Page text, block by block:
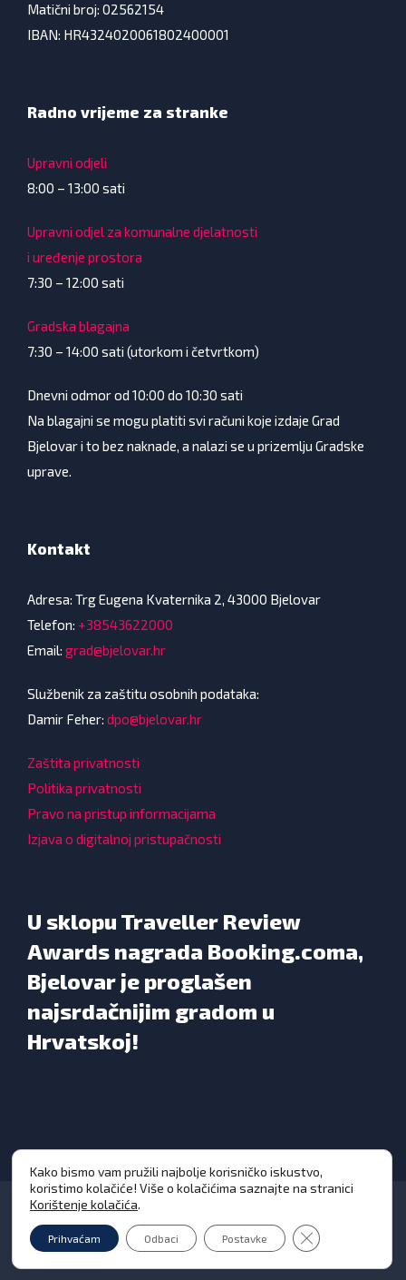
Matični broj: 02562154
IBAN: HR4324020061802400001
Radno vrijeme za stranke
Upravni odjeli
8:00 – 13:00 sati
Upravni odjel za komunalne djelatnosti
i uređenje prostora
7:30 – 12:00 sati
Gradska blagajna
7:30 – 14:00 sati (utorkom i četvrtkom)
Dnevni odmor od 10:00 do 10:30 sati
Na blagajni se mogu platiti svi računi koje izdaje Grad
Bjelovar i to bez naknade, a nalazi se u prizemlju Gradske
uprave.
Kontakt
Adresa: Trg Eugena Kvaternika 2, 43000 Bjelovar
Telefon: +38543622000
Email: grad@bjelovar.hr
Službenik za zaštitu osobnih podataka:
Damir Feher: dpo@bjelovar.hr
Zaštita privatnosti
Politika privatnosti
Pravo na pristup informacijama
Izjava o digitalnoj pristupačnosti
U sklopu Traveller Review
Awards nagrada Booking.coma,
Bjelovar je proglašen
najsrdačnijim gradom u
Hrvatskoj!
Grad Bjelovar © Sva prava pridržana 2026. | WEB
Kako bismo vam pružili najbolje korisničko iskustvo,
koristimo kolačiće! Više o kolačićima saznajte na stranici
Korištenje kolačića.
Prihvaćam Odbaci Postavke Close GDPR